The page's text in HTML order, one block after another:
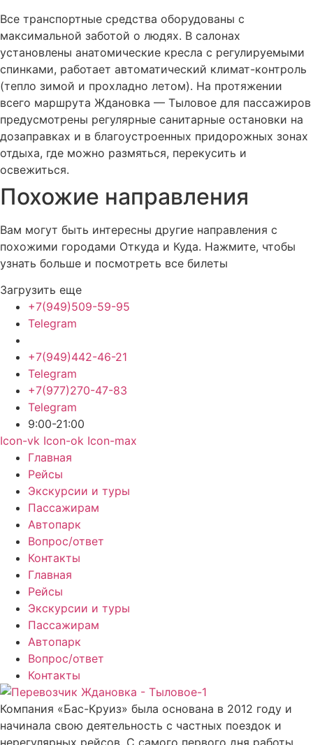
Все транспортные средства оборудованы с
максимальной заботой о людях. В салонах
установлены анатомические кресла с регулируемыми
спинками, работает автоматический климат-контроль
(тепло зимой и прохладно летом). На протяжении
всего маршрута Ждановка — Тыловое для пассажиров
предусмотрены регулярные санитарные остановки на
дозаправках и в благоустроенных придорожных зонах
отдыха, где можно размяться, перекусить и
освежиться.
Похожие направления
Вам могут быть интересны другие направления с
похожими городами Откуда и Куда. Нажмите, чтобы
узнать больше и посмотреть все билеты
Загрузить еще
+7(949)509-59-95
Telegram
+7(949)442-46-21
Telegram
+7(977)270-47-83
Telegram
9:00-21:00
Icon-vk Icon-ok Icon-max
Главная
Рейсы
Экскурсии и туры
Пассажирам
Автопарк
Вопрос/ответ
Контакты
Главная
Рейсы
Экскурсии и туры
Пассажирам
Автопарк
Вопрос/ответ
Контакты
Компания «Бас-Круиз» была основана в 2012 году и
начинала свою деятельность с частных поездок и
нерегулярных рейсов. С самого первого дня работы